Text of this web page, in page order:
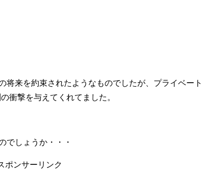
将来を約束されたようなものでしたが、プライベート
衝撃を与えてくれてました。
でしょうか・・・
ポンサーリンク